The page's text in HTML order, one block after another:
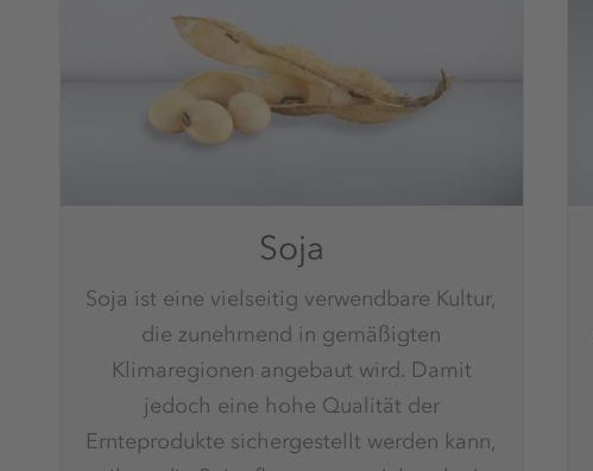
Soja
Soja ist eine vielseitig verwendbare Kultur,
die zunehmend in gemäßigten
Klimaregionen angebaut wird. Damit
jedoch eine hohe Qualität der
Ernteprodukte sichergestellt werden kann,